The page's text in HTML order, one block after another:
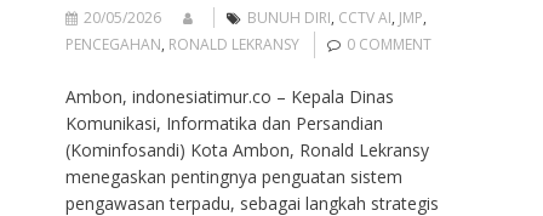
20/05/2026 BUNUH DIRI, CCTV AI, JMP,
PENCEGAHAN, RONALD LEKRANSY 0 COMMENT
Ambon, indonesiatimur.co – Kepala Dinas
Komunikasi, Informatika dan Persandian
(Kominfosandi) Kota Ambon, Ronald Lekransy
menegaskan pentingnya penguatan sistem
pengawasan terpadu, sebagai langkah strategis